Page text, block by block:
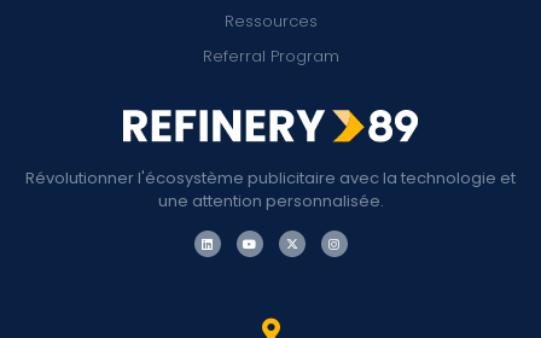
Révolutionner l'écosystème publicitaire avec la technologie et
une attention personnalisée.
Ressources
Referral Program